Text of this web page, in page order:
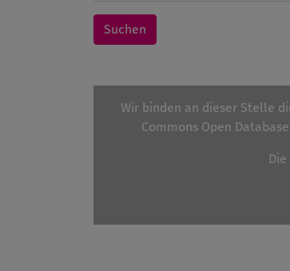
Wir binden an dieser Stelle
Commons Open